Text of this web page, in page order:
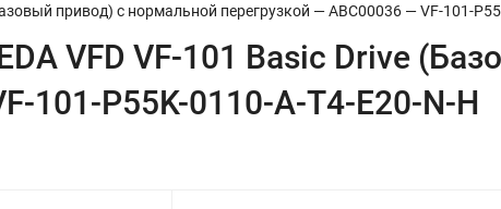
привод) c нормальной перегрузкой — ABC00036 — VF-101-
VFD VF-101 Basic Drive
101-P55K-0110-A-T4-E20-N-H